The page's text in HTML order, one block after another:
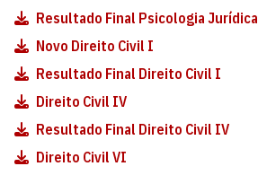
Resultado Final Psicologia Jurídica
Novo Direito Civil I
Resultado Final Direito Civil I
Direito Civil IV
Resultado Final Direito Civil IV
Direito Civil VI